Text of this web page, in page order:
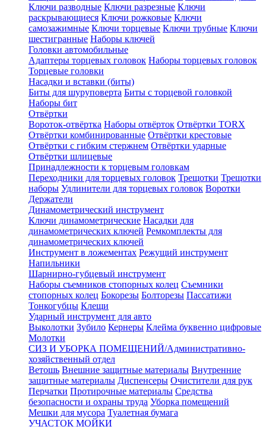
Ключи разводные Ключи разрезные Ключи
раскрывающиеся Ключи рожковые Ключи
самозажимные Ключи торцевые Ключи трубные Ключи
шестигранные Наборы ключей
Головки автомобильные
Адаптеры торцевых головок Наборы торцевых головок
Торцевые головки
Насадки и вставки (биты)
Биты для шуруповерта Биты с торцевой головкой
Наборы бит
Отвёртки
Вороток-отвёртка Наборы отвёрток Отвёртки TORX
Отвёртки комбинированные Отвёртки крестовые
Отвёртки с гибким стержнем Отвёртки ударные
Отвёртки шлицевые
Принадлежности к торцевым головкам
Переходники для торцевых головок Трещотки Трещотки
наборы Удлинители для торцевых головок Воротки
Держатели
Динамометрический инструмент
Ключи динамометрические Насадки для
динамометрических ключей Ремкомплекты для
динамометрических ключей
Инструмент в ложементах Режущий инструмент
Напильники
Шарнирно-губцевый инструмент
Наборы съемников стопорных колец Съемники
стопорных колец Бокорезы Болторезы Пассатижи
Тонкогубцы Клещи
Ударный инструмент для авто
Выколотки Зубило Кернеры Клейма буквенно цифровые
Молотки
СИЗ И УБОРКА ПОМЕЩЕНИЙ/Административно-
хозяйственный отдел
Ветошь Внешние защитные материалы Внутренние
защитные материалы Диспенсеры Очистители для рук
Перчатки Протирочные материалы Средства
безопасности и охраны труда Уборка помещений
Мешки для мусора Туалетная бумага
УЧАСТОК МОЙКИ